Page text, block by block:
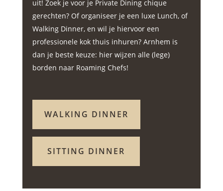
uit! Zoek je voor je Private Dining chique
gerechten? Of organiseer je een luxe Lunch, of
Walking Dinner, en wil je hiervoor een
professionele kok thuis inhuren? Arnhem is
dan je beste keuze: hier wijzen alle (lege)
borden naar Roaming Chefs!
WALKING DINNER
SITTING DINNER